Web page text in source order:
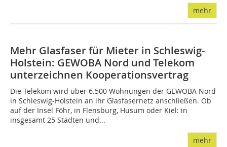
mehr
Mehr Glasfaser für Mieter in Schleswig-
Holstein: GEWOBA Nord und Telekom
unterzeichnen Kooperationsvertrag
Die Telekom wird über 6.500 Wohnungen der GEWOBA Nord
in Schleswig-Holstein an ihr Glasfasernetz anschließen. Ob
auf der Insel Föhr, in Flensburg, Husum oder Kiel: in
insgesamt 25 Städten und...
mehr